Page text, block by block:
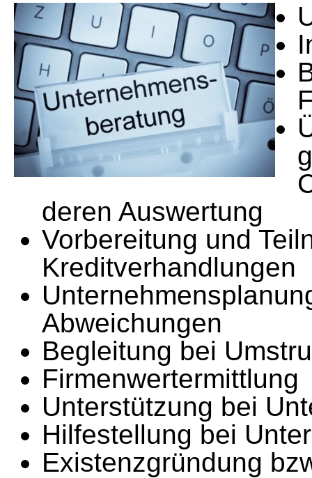
deren Auswertung
Vorbereitung und
Kreditverhandlungen
Abweichungen
Begleitung bei
Firmenwertermittlung
Unterstützung bei
Hilfestellung bei
Existenzgründung